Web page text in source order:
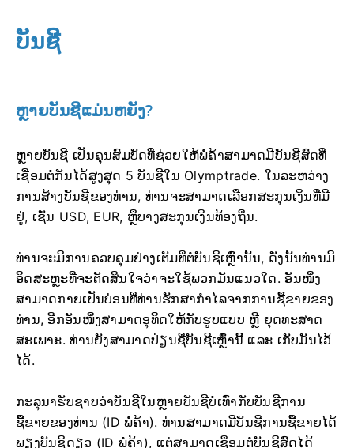
ບັນຊີ
ຫຼາຍບັນຊີແມ່ນຫຍັງ?
ຫຼາຍບັນຊີ ເປັນຄຸນສົມບັດທີ່ຊ່ວຍໃຫ້ພໍ່ຄ້າສາມາດມີບັນຊີສົດທີ່
ເຊື່ອມຕໍ່ກັນໄດ້ສູງສຸດ 5 ບັນຊີໃນ Olymptrade. ໃນລະຫວ່າງ
ການສ້າງບັນຊີຂອງທ່ານ, ທ່ານຈະສາມາດເລືອກສະກຸນເງິນທີ່ມີ
ຢູ່, ເຊັ່ນ USD, EUR, ຫຼືບາງສະກຸນເງິນທ້ອງຖິ່ນ.
ທ່ານຈະມີການຄວບຄຸມຢ່າງເຕັມທີ່ຕໍ່ບັນຊີເຫຼົ່ານັ້ນ, ດັ່ງນັ້ນທ່ານມີ
ອິດສະຫຼະທີ່ຈະຕັດສິນໃຈວ່າຈະໃຊ້ພວກມັນແນວໃດ. ອັນໜຶ່ງ
ສາມາດກາຍເປັນບ່ອນທີ່ທ່ານຮັກສາກຳໄລຈາກການຊື້ຂາຍຂອງ
ທ່ານ, ອີກອັນໜຶ່ງສາມາດອຸທິດໃຫ້ກັບຮູບແບບ ຫຼື ຍຸດທະສາດ
ສະເພາະ. ທ່ານຍັງສາມາດປ່ຽນຊື່ບັນຊີເຫຼົ່ານີ້ ແລະ ເກັບມັນໄວ້
ໄດ້.
ກະລຸນາຮັບຊາບວ່າບັນຊີໃນຫຼາຍບັນຊີບໍ່ເທົ່າກັບບັນຊີການ
ຊື້ຂາຍຂອງທ່ານ (ID ພໍ່ຄ້າ). ທ່ານສາມາດມີບັນຊີການຊື້ຂາຍໄດ້
ພຽງບັນຊີດຽວ (ID ພໍ່ຄ້າ), ແຕ່ສາມາດເຊື່ອມຕໍ່ບັນຊີສົດໄດ້